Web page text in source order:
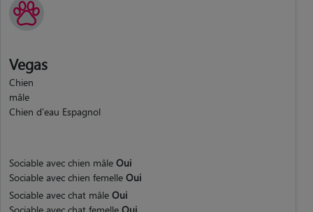
Vegas
Chien
mâle
Chien d'eau Espagnol
Sociable avec chien mâle Oui
Sociable avec chien femelle Oui
Sociable avec chat mâle Oui